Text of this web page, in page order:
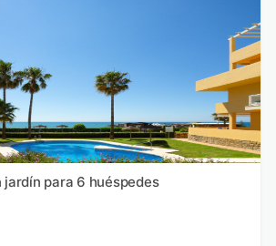
para 6 huéspedes